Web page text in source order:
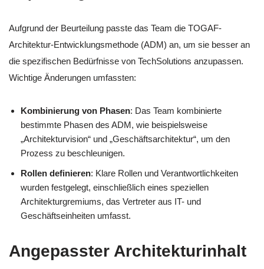
Aufgrund der Beurteilung passte das Team die TOGAF-
Architektur-Entwicklungsmethode (ADM) an, um sie besser an
die spezifischen Bedürfnisse von TechSolutions anzupassen.
Wichtige Änderungen umfassten:
Kombinierung von Phasen: Das Team kombinierte
bestimmte Phasen des ADM, wie beispielsweise
„Architekturvision“ und „Geschäftsarchitektur“, um den
Prozess zu beschleunigen.
Rollen definieren: Klare Rollen und Verantwortlichkeiten
wurden festgelegt, einschließlich eines speziellen
Architekturgremiums, das Vertreter aus IT- und
Geschäftseinheiten umfasst.
Angepasster Architekturinhalt